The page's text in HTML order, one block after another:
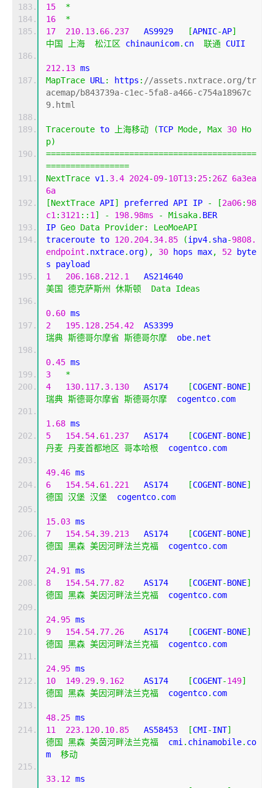
15
*
16
*
17
210.13. 66.237
   AS9929
[APNIC-AP]
中国
上海 松江区 chinaunicom. cn 联通 CUII
212.13 ms
MapTrace URL : https : //assets.nxtrace.org/tr
acemap/b843739a-c1ec-5fa8-a466-c754a18967c
9.html
Traceroute to 上海移动 (TCP Mode, Max 30 Ho
p)
===========================================
=================
NextTrace v1 . 3.4 2024-09-10T13: 25: 26Z 6a3ea
6a
[NextTrace API] preferred API IP - [2a06: 98
c1 : 3121 :: 1 ] - 198.98ms - Misaka. BER
IP Geo Data Provider:
LeoMoeAPI
traceroute to 120.204. 34.85 (ipv4. sha-9808.
endpoint . nxtrace. org), 30 hops max, 52 byte
s payload
1
206.168. 212.1
美国
德克萨斯州 休斯顿 Data Ideas
0.60 ms
2
195.128. 254.42
瑞典 斯德哥尔摩省 斯德哥尔摩
  obe
. net
0.45 ms
3
*
4
130.117. 3.130
   AS174
[COGENT-BONE]
瑞典 斯德哥尔摩省 斯德哥尔摩
  cogentco
. com
1.68 ms
5
154.54. 61.237
   AS174
[COGENT-BONE]
丹麦 丹麦首都地区 哥本哈根
  cogentco
. com
49.46 ms
6
154.54. 61.221
   AS174
[COGENT-BONE]
德国
汉堡 汉堡
  cogentco
. com
15.03 ms
7
154.54. 39.213
   AS174
[COGENT-BONE]
德国
黑森 美因河畔法兰克福
  cogentco
. com
24.91
ms
8
154.54. 77.82
    AS174
[COGENT-BONE]
德国
黑森 美因河畔法兰克福
  cogentco
. com
24.95 ms
9
154.54. 77.26
    AS174
[COGENT-BONE]
德国
黑森 美因河畔法兰克福
  cogentco
. com
24.95 ms
10
149.29. 9.162
    AS174
[COGENT-149]
德国
黑森 美因河畔法兰克福
  cogentco
. com
48.25 ms
11
223.120. 10.85
   AS58453
[CMI-INT]
德国
黑森 美茵河畔法兰克福
  cmi
. chinamobile. co
m 移动
33.12 ms